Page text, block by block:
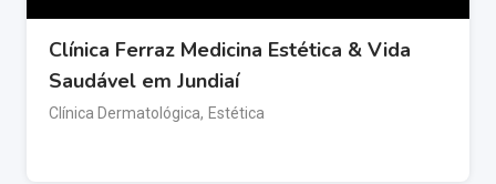
Clínica Ferraz Medicina Estética & Vida
Saudável em Jundiaí
Clínica Dermatológica, Estética